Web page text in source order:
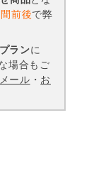
前後で弊
ランに
場合もご
メール ・ お